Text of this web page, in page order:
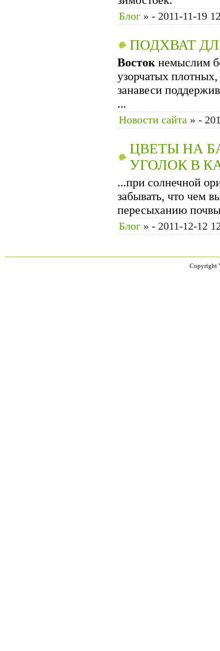
Блог » - 2011-11-19
ПОДХВАТ
Восток немыслим
узорчатых
занавеси
...
Новости сайта » -
ЦВЕТЫ НА
УГОЛОК В
...при солнечной
забывать, что чем
пересыханию
Блог » - 2011-12-12
Copyright